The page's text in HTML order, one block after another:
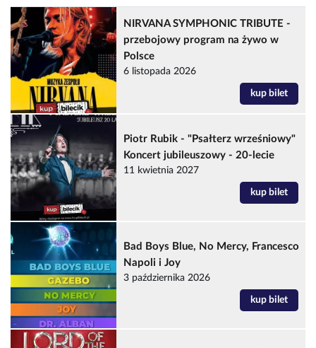
NIRVANA SYMPHONIC TRIBUTE -
przebojowy program na żywo w
Polsce
6 listopada 2026
kup bilet
Piotr Rubik - "Psałterz wrześniowy"
Koncert jubileuszowy - 20-lecie
11 kwietnia 2027
kup bilet
Bad Boys Blue, No Mercy, Francesco
Napoli i Joy
3 października 2026
kup bilet